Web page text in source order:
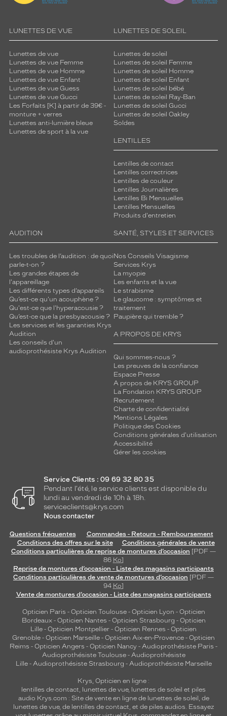
LUNETTES DE VUE
Lunettes de vue
Lunettes de vue Femme
Lunettes de vue Homme
Lunettes de vue Enfant
Lunettes de vue Guess
Lunettes de vue Gucci
Les Forfaits [K] à partir de 39€ -
monture + verres
Lunettes anti-lumière bleue
Lunettes de sport à la vue
LUNETTES DE SOLEIL
Lunettes de soleil
Lunettes de soleil Femme
Lunettes de soleil Homme
Lunettes de soleil Enfant
Lunettes de soleil bébé
Lunettes de soleil Ray-Ban
Lunettes de soleil Gucci
Lunettes de soleil Oakley
Soldes
LENTILLES
Lentilles de contact
Lentilles correctrices
Lentilles de couleur
Lentilles Journalières
Lentilles Bi Mensuelles
Lentilles Mensuelles
Produits d'entretien
AUDITION
Les troubles de l’audition : de quoi
parle-t-on ?
Les grandes étapes de
l'appareillage
Les différents types d’appareils
Qu’est-ce qu'un acouphène ?
Qu'est-ce que l'hyperacousie ?
Qu’est-ce que la presbyacousie ?
Les services et les garanties Krys
Audition
Les conseils d'un
audioprothésiste Krys Audition
SANTÉ, STYLES ET SERVICES
Nos Conseils Visagisme
Services Krys
La myopie
Les enfants et la vue
Le strabisme
Le glaucome : symptômes et
traitement
Paupière qui tremble ?
A PROPOS DE KRYS
Qui sommes-nous ?
Les preuves de la confiance
Espace Presse
A propos de KRYS GROUP
La Fondation KRYS GROUP
Recrutement
Charte de confidentialité
Mentions Légales
Politique des Cookies
Conditions générales d'utilisation
Accessibilité
Gérer les cookies
Service Clients : 09 69 32 80 35
Pendant l'été, le service clients est disponible du
lundi au vendredi de 10h à 18h.
serviceclients@krys.com
Nous contacter
Questions fréquentes
Commandes - Retours - Remboursement
Conditions des offres sur le site
Conditions générales de vente
Conditions particulières de reprise de montures d’occasion [PDF —
86 Ko]
Reprise de montures d’occasion - Liste des magasins participants
Conditions particulières de vente de montures d’occasion [PDF —
94 Ko]
Vente de montures d’occasion - Liste des magasins participants
Opticien Paris - Opticien Toulouse- Opticien Lyon - Opticien
Bordeaux- Opticien Nantes - Opticien Strasbourg - Opticien
Lille - Opticien Montpellier - Opticien Rennes - Opticien
Grenoble - Opticien Marseille - Opticien Aix-en-Provence - Opticien
Reims - Opticien Angers - Opticien Nancy - Audioprothésiste Paris -
Audioprothésiste Toulouse- Audioprothésiste
Lille- Audioprothésiste Strasbourg - Audioprothésiste Marseille
Krys, Opticien en ligne :
lentilles de contact, lunettes de vue, lunettes de soleil et piles
audio Krys.com : Site de vente en ligne de lunettes de soleil, de
lunettes de vue, de lentilles de contact, et de piles audios. Essayez